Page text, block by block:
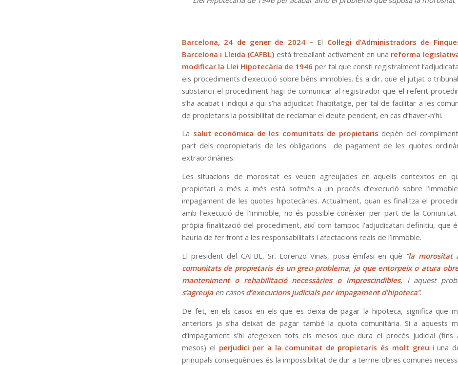
Barcelona, 24 de gener de 2024 – El Col·legi d’Administradors de
Barcelona i Lleida (CAFBL) està treballant activament en una reforma
modificar la Llei Hipotecària de 1946 per tal que consti registralment
els procediments d’execució sobre béns immobles. És a dir, que el jutjat o
substanciï el procediment hagi de comunicar al registrador que el referit
s’ha acabat i indiqui a qui s’ha adjudicat l’habitatge, per tal de facilitar a les
de propietaris la possibilitat de reclamar el deute pendent, en cas d’haver-n’hi.
La salut econòmica de les comunitats de propietaris depèn del
part dels copropietaris de les obligacions de pagament de les quotes
extraordinàries.
Les situacions de morositat es veuen agreujades en aquells contextos en
propietari a més a més està sotmès a un procés d’execució sobre
impagament de les quotes hipotecàries. Actualment, quan es finalitza el
amb l’execució de l’immoble, no és possible conèixer per part de la
pròpia finalització del procediment, així com tampoc l’adjudicatari definitiu, que
hauria de fer front a les responsabilitats i afectacions reals de l’immoble.
El president del CAFBL, Sr. Lorenzo Viñas, posa èmfasi en què “la morositat
comunitats de propietaris és un greu problema, ja que entorpeix o atura
manteniment o rehabilitació necessàries o imprescindibles, i aquest
s’agreuja en casos d’execucions judicials per impagament d’hipoteca”.
De fet, en els casos en els que es deixa de pagar la hipoteca, significa que
anteriors ja s’ha deixat de pagar també la quota comunitària. Si a aquests
d’impagament s’hi afegeixen tots els mesos que dura el procés judicial (fins
mesos) el perjudici per a la comunitat de propietaris és molt greu i una
principals conseqüències és la impossibilitat de dur a terme obres comunes